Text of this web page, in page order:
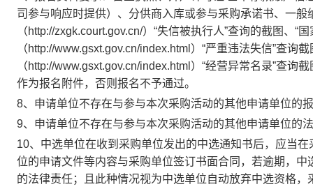
司参与响应时提供）、 分供商入库或参与采购承诺书、 一般
（http://zxgk.court.gov.cn/）“失信被执行人”查询的截图、“
（http://www.gsxt.gov.cn/index.html）“严重违法失信”查询
（http://www.gsxt.gov.cn/index.html）“经营异常名录”查询截
作为报名附件，否则报名不予通过。
8、申请单位不存在与参与本次采购活动的其他申请单位的
9、申请单位不存在与参与本次采购活动的其他申请单位的
10、 中选单位在收到采购单位发出的中选通知书后，应当
位的申请文件等内容与采购单位签订书面合同，若逾期，中
的法律责任；且此种情况视为中选单位自动放弃中选资格